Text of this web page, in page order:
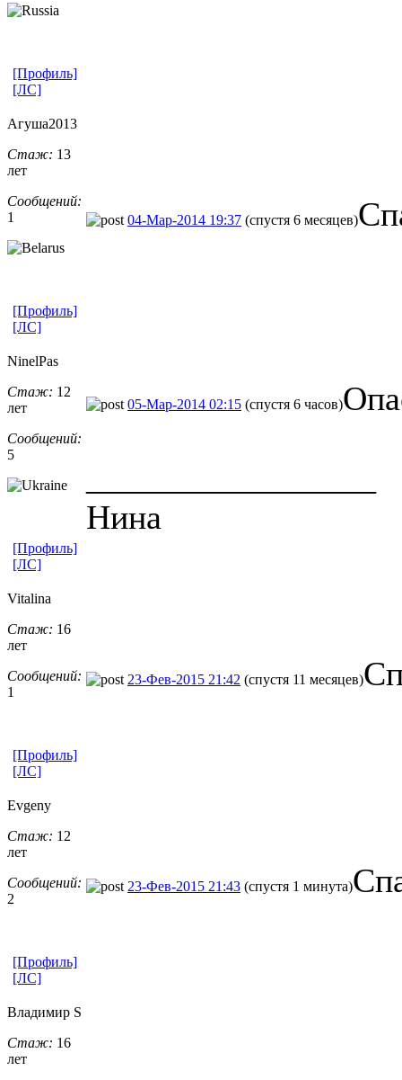
[Профиль]
[ЛС]
Агуша2013
Стаж: 13
лет
Сообщений:
1
04-Мар-2014 19:37 (спустя 6 месяцев)
[Профиль]
[ЛС]
NinelPas
Стаж: 12
лет
Сообщений:
5
05-Мар-2014 02:15 (спустя 6 часов)
Нина
[Профиль]
[ЛС]
Vitalina
Стаж: 16
лет
Сообщений:
1
23-Фев-2015 21:42 (спустя 11 месяцев)
[Профиль]
[ЛС]
Evgeny
Стаж: 12
лет
Сообщений:
2
23-Фев-2015 21:43 (спустя 1 минута)
[Профиль]
[ЛС]
Владимир S
Стаж: 16
лет